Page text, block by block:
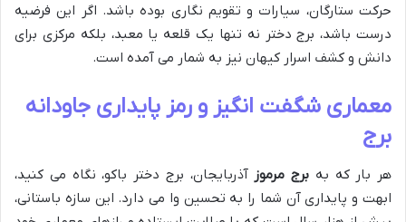
حرکت ستارگان، سیارات و تقویم نگاری بوده باشد. اگر این فرضیه
درست باشد، برج دختر نه تنها یک قلعه یا معبد، بلکه مرکزی برای
دانش و کشف اسرار کیهان نیز به شمار می آمده است.
معماری شگفت انگیز و رمز پایداری جاودانه
برج
هر بار که به برج مرموز آذربایجان، برج دختر باکو، نگاه می کنید،
ابهت و پایداری آن شما را به تحسین وا می دارد. این سازه باستانی،